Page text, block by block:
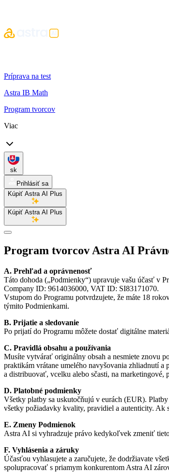
Príprava na test
Astra IB Math
Program tvorcov
Viac
sk
Prihlásiť sa
Kúpiť Astra AI Plus
Kúpiť Astra AI Plus
Program tvorcov Astra AI
A. Prehľad a oprávnenosť
Táto dohoda („Podmienky“) upravuje vašu účasť v
Company ID: 9614036000, VAT ID: SI83171070.
Vstupom do Programu potvrdzujete, že máte 18
týmito Podmienkami.
B. Prijatie a sledovanie
Po prijatí do Programu môžete dostať digitálne
C. Pravidlá obsahu a používania
Musíte vytvárať originálny obsah a nesmiete znovu
praktikám vrátane umelého navyšovania zhliadnutí
a distribuovať, vcelku alebo sčasti, na marketingové,
D. Platobné podmienky
Všetky platby sa uskutočňujú v eurách (EUR).
všetky požiadavky kvality, pravidiel a autenticity. Ak
E. Zmeny Podmienok
Astra AI si vyhradzuje právo kedykoľvek zmeniť
F. Vyhlásenia a záruky
Účasťou vyhlasujete a zaručujete, že dodržiavate
spolupracovať s priamym konkurentom Astra AI